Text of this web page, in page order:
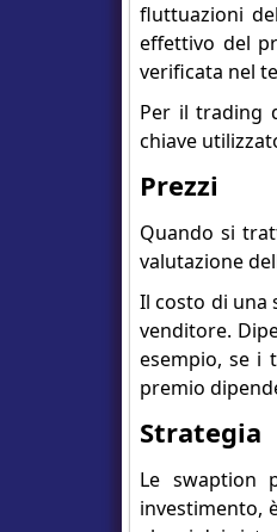
fluttuazioni
effettivo del
verificata nel
Per il trading
chiave
Prezzi
Quando si
valutazione
Il costo di una
venditore.
esempio, se i
premio
Strategia
Le swaption
investimento,